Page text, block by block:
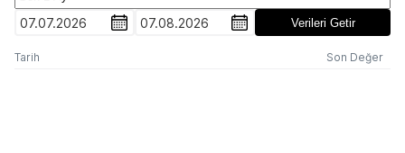
07.07.2026 07.08.2026 Verileri Getir
Tarih Son Değer